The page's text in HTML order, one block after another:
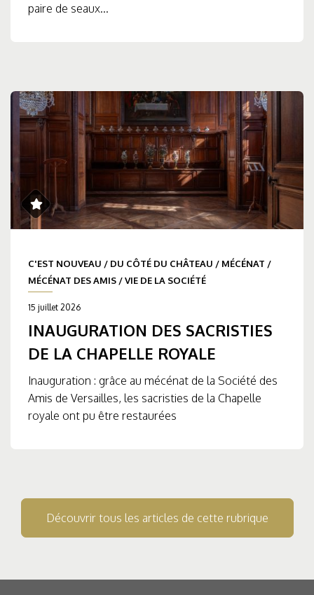
paire de seaux...
C'EST NOUVEAU / DU CÔTÉ DU CHÂTEAU / MÉCÉNAT /
MÉCÉNAT DES AMIS /VIE DE LA SOCIÉTÉ
15 juillet 2026
INAUGURATION DES SACRISTIES
DE LA CHAPELLE ROYALE
Inauguration : grâce au mécénat de la Société des
Amis de Versailles, les sacristies de la Chapelle
royale ont pu être restaurées
Découvrir tous les articles de cette rubrique